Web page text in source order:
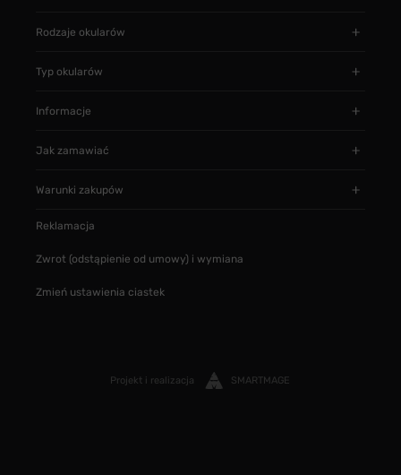
Rodzaje okularów
Typ okularów
Informacje
Jak zamawiać
Warunki zakupów
Reklamacja
Zwrot (odstąpienie od umowy) i wymiana
Zmień ustawienia ciastek
Projekt i realizacja SMARTMAGE